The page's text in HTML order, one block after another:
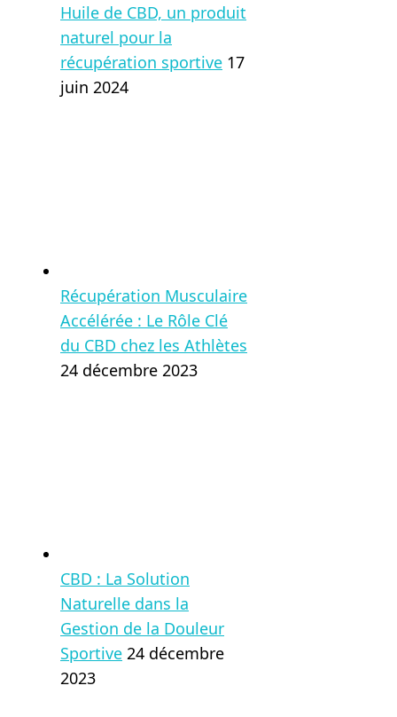
Huile de CBD, un produit
naturel pour la
récupération sportive 17
juin 2024
Récupération Musculaire
Accélérée : Le Rôle Clé
du CBD chez les Athlètes
24 décembre 2023
CBD : La Solution
Naturelle dans la
Gestion de la Douleur
Sportive 24 décembre
2023